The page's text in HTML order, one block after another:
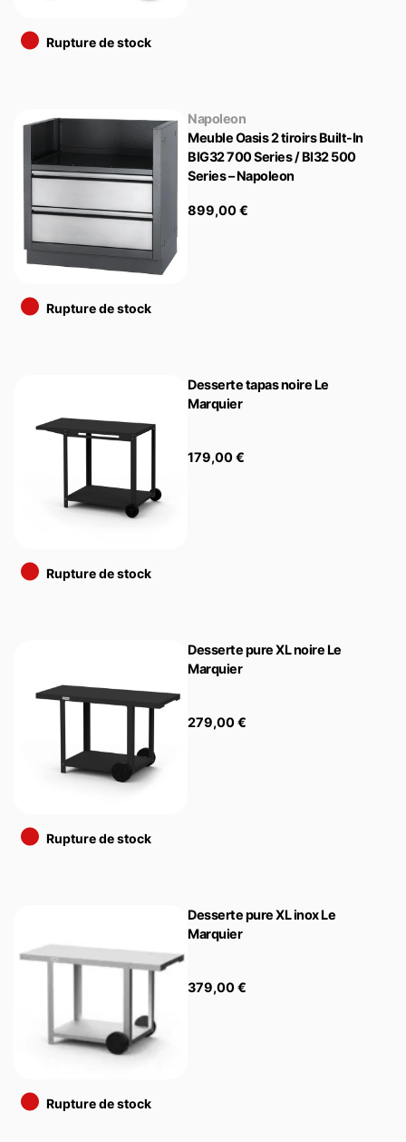
• Rupture de stock
Napoleon
Meuble Oasis 2 tiroirs Built-In
BIG32 700 Series / BI32 500
Series – Napoleon
899,00€
• Rupture de stock
Desserte tapas noire Le
Marquier
179,00€
• Rupture de stock
Desserte pure XL noire Le
Marquier
279,00€
• Rupture de stock
Desserte pure XL inox Le
Marquier
379,00€
• Rupture de stock